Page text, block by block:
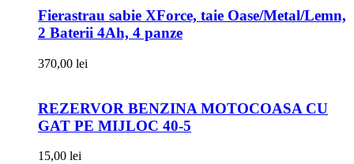
Fierastrau sabie XForce, taie Oase/Metal/Lemn,
2 Baterii 4Ah, 4 panze
370,00 lei
REZERVOR BENZINA MOTOCOASA CU
GAT PE MIJLOC 40-5
15,00 lei